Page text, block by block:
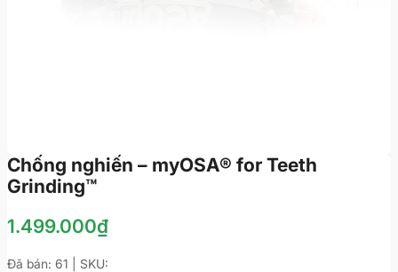
Chống nghiến – myOSA® for Teeth
Grinding™
1.499.000₫
Đã bán: 61 | SKU: